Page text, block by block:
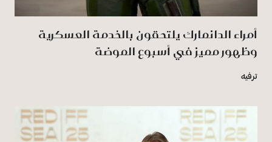
أمراء الدانمارك يلتحقون بالخدمة العسكرية
وظهور مميز في أسبوع الموضة
ترفيه